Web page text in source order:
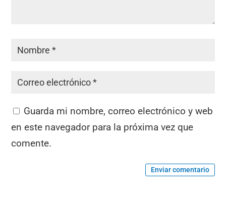
Guarda mi nombre, correo electrónico y web
en este navegador para la próxima vez que
comente.
Enviar comentario